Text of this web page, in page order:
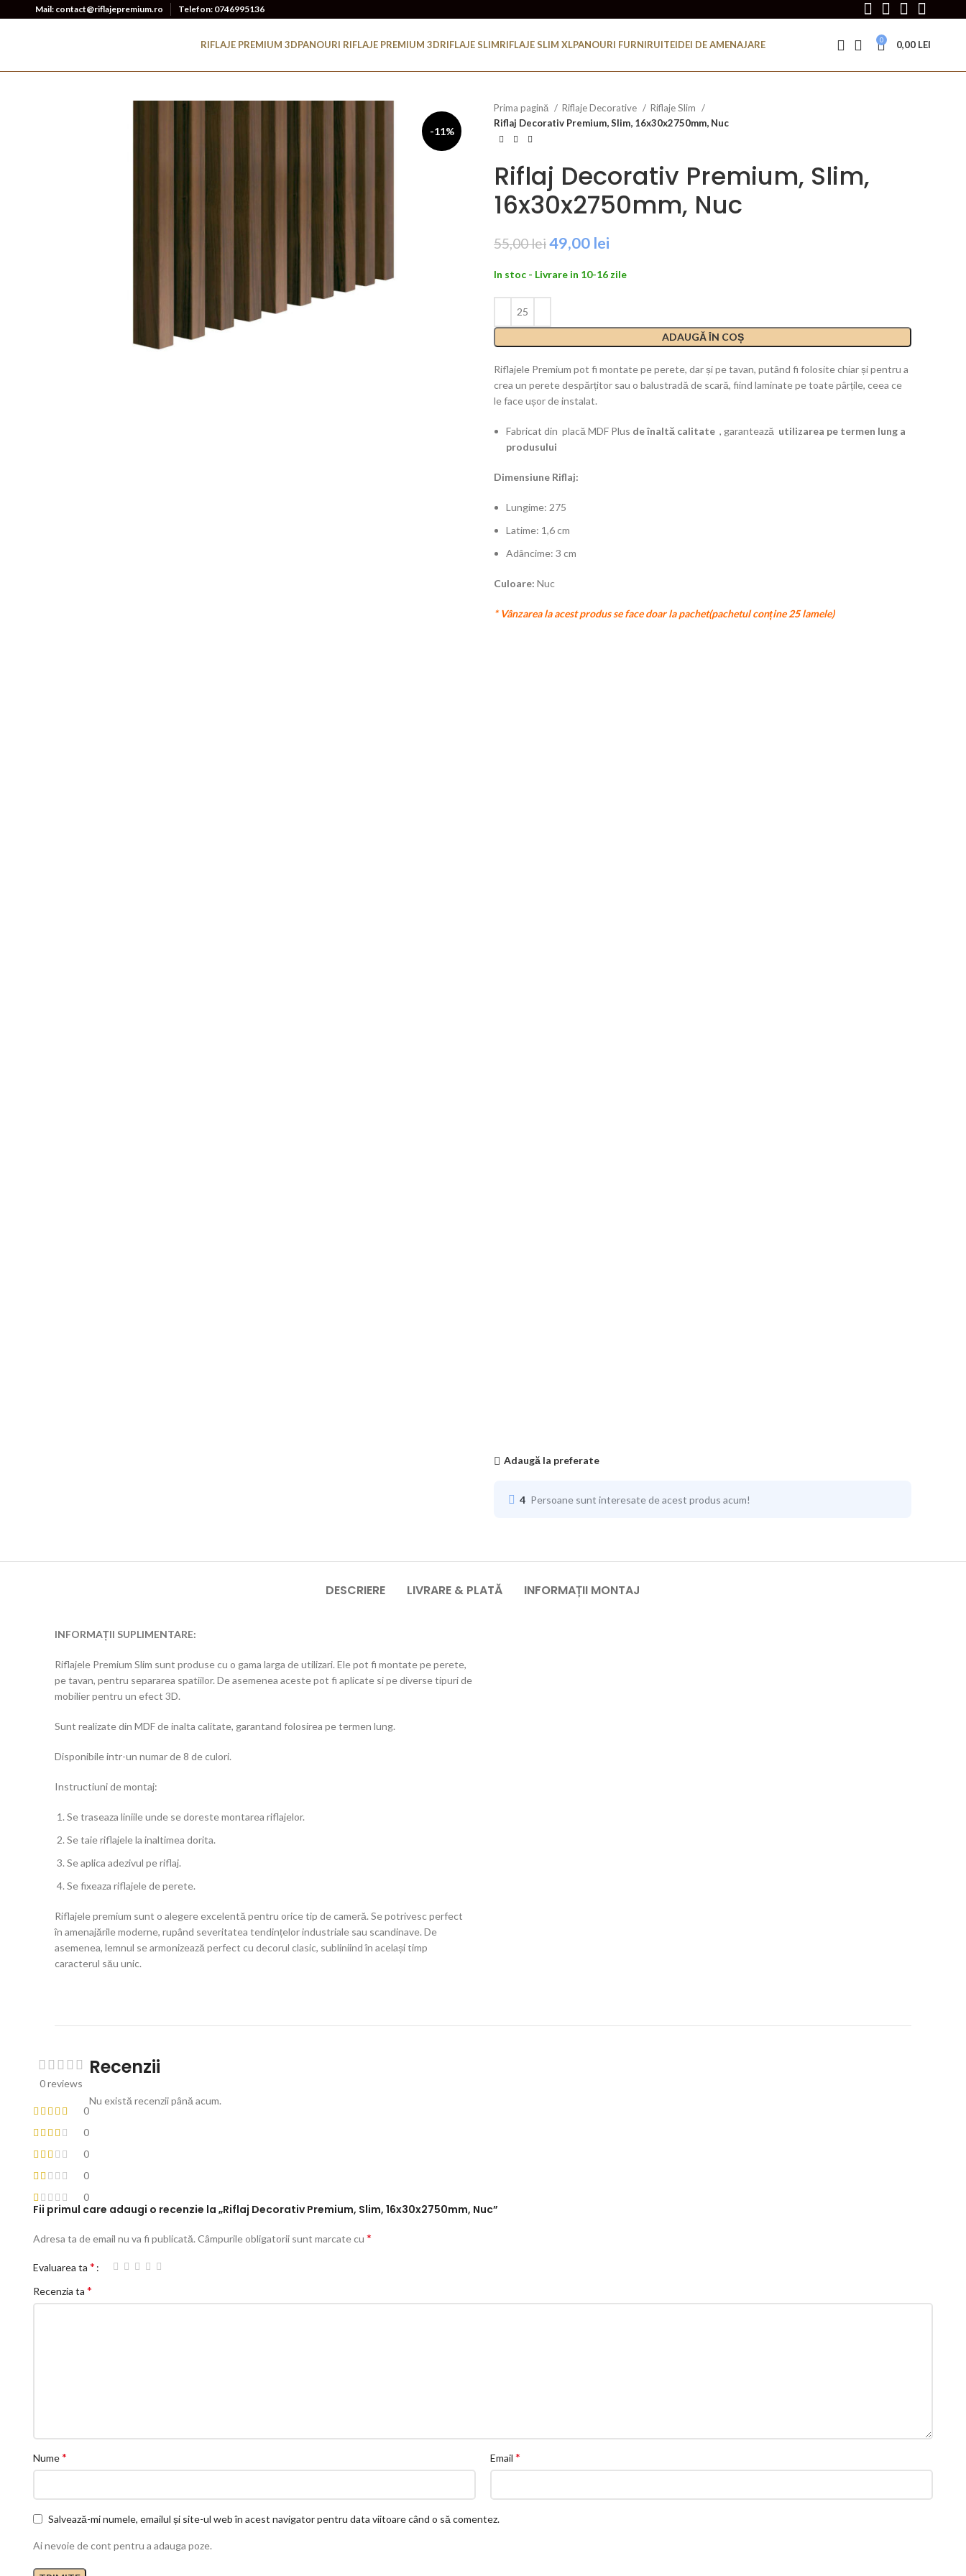
Mail: contact@riflajepremium.ro Telefon: 0746995136
RIFLAJE PREMIUM 3DPANOURI RIFLAJE PREMIUM 3DRIFLAJE SLIMRIFLAJE SLIM XLPANOURI FURNIRUITEIDEI DE AMENAJARE 0 0,00 LEI
-11%
Prima pagină Riflaje Decorative
Riflaje Slim
Riflaj Decorativ Premium, Slim, 16x30x2750mm, Nuc
Riflaj Decorativ Premium, Slim,
16x30x2750mm, Nuc
55,00leiPrețul
a
fost:
49,00 lei
este:
In stoc - Livrare in 10-16 zile
ADAUGĂ ÎN COȘ
Riflajele Premium pot fi montate pe perete, dar și pe tavan, putând fi folosite chiar și pentru a
crea un perete despărțitor sau o balustradă de scară, fiind laminate pe toate pârțile, ceea ce
le face ușor de instalat.
Fabricat din placă MDF Plus de înaltă calitate , garantează utilizarea pe termen lung a
produsului
Dimensiune Riflaj:
Lungime: 275
Latime: 1,6 cm
Adâncime: 3 cm
Culoare: Nuc
* Vânzarea la acest produs se face doar la pachet(pachetul conține 25 lamele)
Adaugă la preferate
4 Persoane sunt interesate de acest produs acum!
DESCRIERE LIVRARE & PLATĂ INFORMAȚII MONTAJ
INFORMAȚII SUPLIMENTARE:
Riflajele Premium Slim sunt produse cu o gama larga de utilizari. Ele pot fi montate pe perete,
pe tavan, pentru separarea spatiilor. De asemenea aceste pot fi aplicate si pe diverse tipuri de
mobilier pentru un efect 3D.
Sunt realizate din MDF de inalta calitate, garantand folosirea pe termen lung.
Disponibile intr-un numar de 8 de culori.
Instructiuni de montaj:
Se traseaza liniile unde se doreste montarea riflajelor.
Se taie riflajele la inaltimea dorita.
Se aplica adezivul pe riflaj.
Se fixeaza riflajele de perete.
Riflajele premium sunt o alegere excelentă pentru orice tip de cameră. Se potrivesc perfect
în amenajările moderne, rupând severitatea tendințelor industriale sau scandinave. De
asemenea, lemnul se armonizează perfect cu decorul clasic, subliniind în același timp
caracterul său unic.
0 reviews
0
0
0
0
0
Recenzii
Nu există recenzii până acum.
Fii primul care adaugi o recenzie la „Riflaj Decorativ Premium, Slim, 16x30x2750mm, Nuc”
Adresa ta de email nu va fi publicată. Câmpurile obligatorii sunt marcate cu *
Evaluarea ta *
Recenzia ta *
Nume* Email *
Salvează-mi numele, emailul și site-ul web în acest navigator pentru data viitoare când o să comentez.
Ai nevoie de cont pentru a adauga poze.